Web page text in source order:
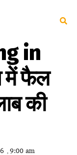
in
में फैल
की
, 9:00 am